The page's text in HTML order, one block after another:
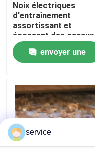
Visite d'usine
Contrôle de qualité
Contactez-nous
Nouvelles
Noix électriques
d'entraînement
assortissant et
écossant des canaux
de la machine 380V 6
envoyer une
service